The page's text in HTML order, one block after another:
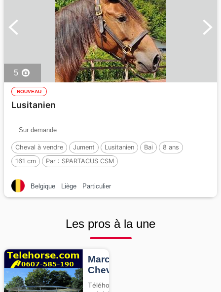
5
NOUVEAU
Lusitanien
Sur demande
Cheval à vendre Jument Lusitanien Bai
8 ans
161 cm
Par : SPARTACUS CSM
Belgique Liège Particulier
Les pros à la une
Marcheurs
Chevaux
Téléhorse,